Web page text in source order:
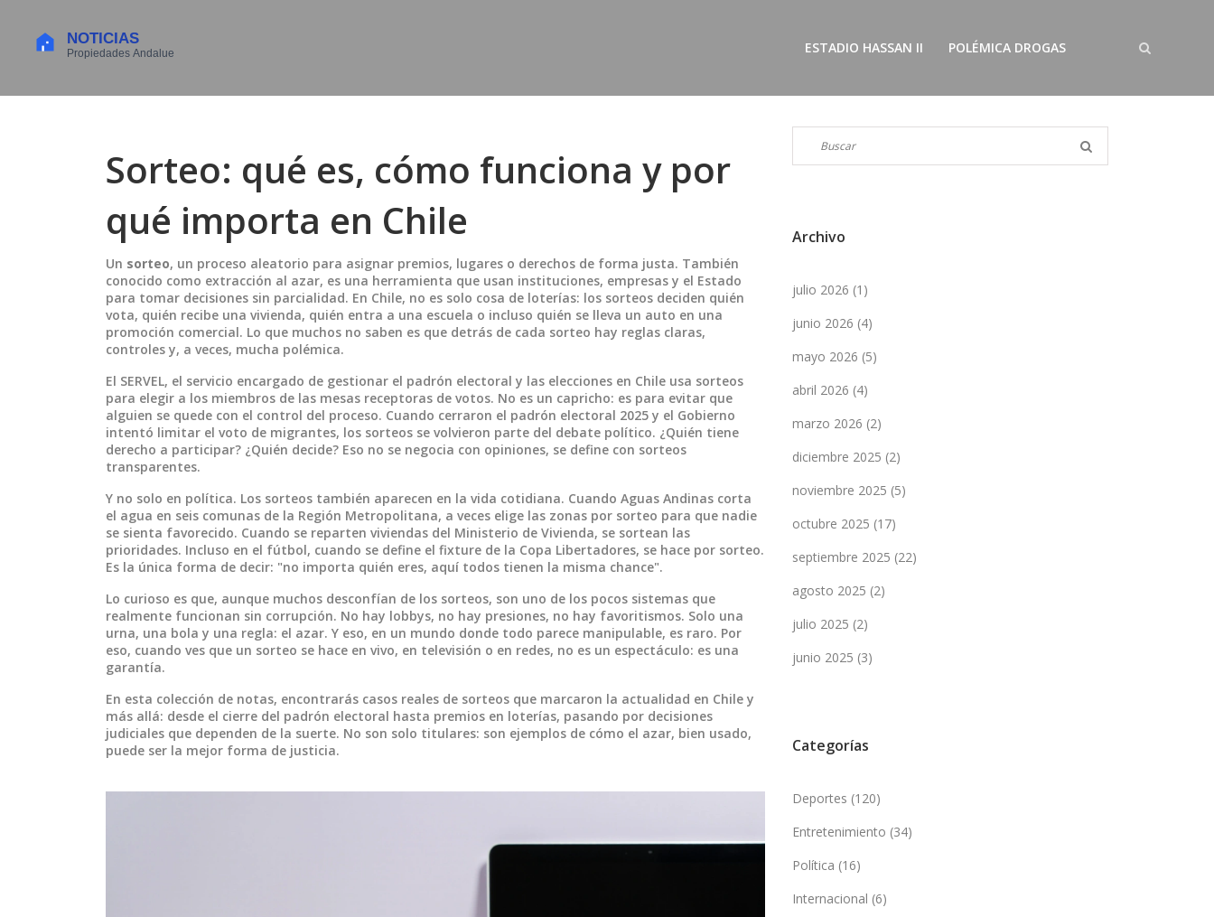
ESTADIO HASSAN II POLÉMICA DROGAS
Sorteo: qué es, cómo funciona y por
qué importa en Chile
Un sorteo, un proceso aleatorio para asignar premios, lugares o derechos de forma justa. También
conocido como extracción al azar, es una herramienta que usan instituciones, empresas y el Estado
para tomar decisiones sin parcialidad. En Chile, no es solo cosa de loterías: los sorteos deciden quién
vota, quién recibe una vivienda, quién entra a una escuela o incluso quién se lleva un auto en una
promoción comercial. Lo que muchos no saben es que detrás de cada sorteo hay reglas claras,
controles y, a veces, mucha polémica.
El SERVEL, el servicio encargado de gestionar el padrón electoral y las elecciones en Chile usa sorteos
para elegir a los miembros de las mesas receptoras de votos. No es un capricho: es para evitar que
alguien se quede con el control del proceso. Cuando cerraron el padrón electoral 2025 y el Gobierno
intentó limitar el voto de migrantes, los sorteos se volvieron parte del debate político. ¿Quién tiene
derecho a participar? ¿Quién decide? Eso no se negocia con opiniones, se define con sorteos
transparentes.
Y no solo en política. Los sorteos también aparecen en la vida cotidiana. Cuando Aguas Andinas corta
el agua en seis comunas de la Región Metropolitana, a veces elige las zonas por sorteo para que nadie
se sienta favorecido. Cuando se reparten viviendas del Ministerio de Vivienda, se sortean las
prioridades. Incluso en el fútbol, cuando se define el fixture de la Copa Libertadores, se hace por sorteo.
Es la única forma de decir: "no importa quién eres, aquí todos tienen la misma chance".
Lo curioso es que, aunque muchos desconfían de los sorteos, son uno de los pocos sistemas que
realmente funcionan sin corrupción. No hay lobbys, no hay presiones, no hay favoritismos. Solo una
urna, una bola y una regla: el azar. Y eso, en un mundo donde todo parece manipulable, es raro. Por
eso, cuando ves que un sorteo se hace en vivo, en televisión o en redes, no es un espectáculo: es una
garantía.
En esta colección de notas, encontrarás casos reales de sorteos que marcaron la actualidad en Chile y
más allá: desde el cierre del padrón electoral hasta premios en loterías, pasando por decisiones
judiciales que dependen de la suerte. No son solo titulares: son ejemplos de cómo el azar, bien usado,
puede ser la mejor forma de justicia.
Archivo
julio 2026 (1)
junio 2026 (4)
mayo 2026 (5)
abril 2026 (4)
marzo 2026 (2)
diciembre 2025 (2)
noviembre 2025 (5)
octubre 2025 (17)
septiembre 2025 (22)
agosto 2025 (2)
julio 2025 (2)
junio 2025 (3)
Categorías
Deportes (120)
Entretenimiento (34)
Política (16)
Internacional (6)